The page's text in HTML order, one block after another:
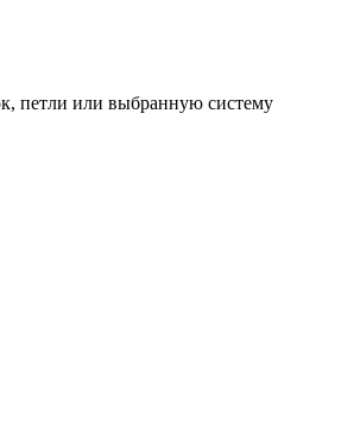
петли или выбранную систему